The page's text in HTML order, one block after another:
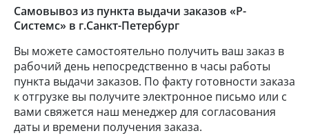
Самовывоз из пункта выдачи заказов «Р-
Системс» в г.Санкт-Петербург
Вы можете самостоятельно получить ваш заказ в
рабочий день непосредственно в часы работы
пункта выдачи заказов. По факту готовности заказа
к отгрузке вы получите электронное письмо или с
вами свяжется наш менеджер для согласования
даты и времени получения заказа.